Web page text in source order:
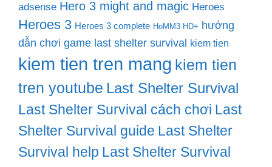
adsense Hero 3 might and magic Heroes
Heroes 3 Heroes 3 complete HoMM3 HD+ hướng
dẫn chơi game last shelter survival kiem tien
kiem tien tren mang kiem tien
tren youtube Last Shelter Survival
Last Shelter Survival cách chơi Last
Shelter Survival guide Last Shelter
Survival help Last Shelter Survival